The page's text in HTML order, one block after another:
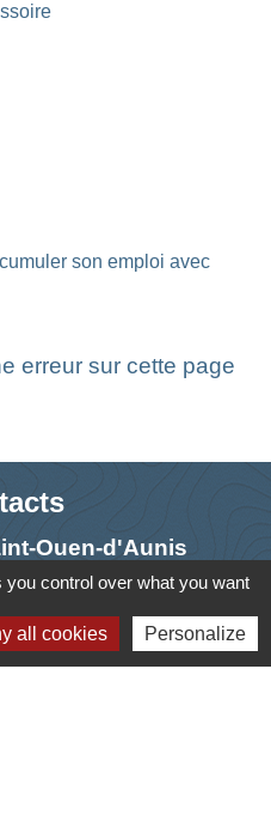
son emploi avec
erreur sur cette page
Ouen-d'Aunis
Cardin
- FRANCE
01 40 64
control over what you want
all cookies Personalize